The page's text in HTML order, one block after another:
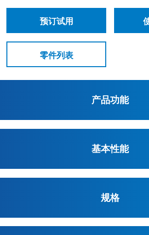
预订试用
零件列表
产品功能
基本性能
规格